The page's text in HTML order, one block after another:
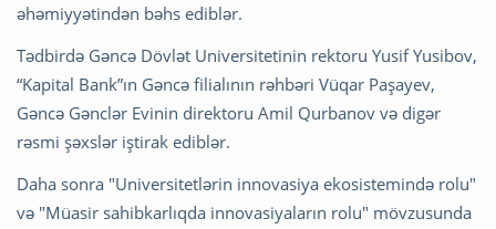
əhəmiyyətindən bəhs ediblər.
Tədbirdə Gəncə Dövlət Universitetinin rektoru Yusif Yusibov,
“Kapital Bank”ın Gəncə filialının rəhbəri Vüqar Paşayev,
Gəncə Gənclər Evinin direktoru Amil Qurbanov və digər
rəsmi şəxslər iştirak ediblər.
Daha sonra "Universitetlərin innovasiya ekosistemində rolu"
və "Müasir sahibkarlıqda innovasiyaların rolu" mövzusunda